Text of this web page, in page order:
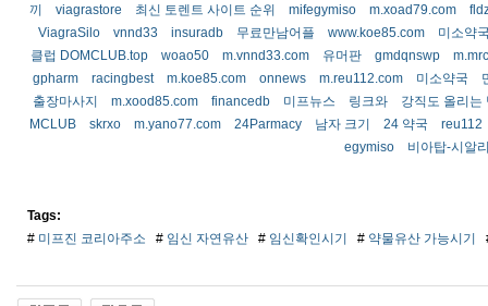
끼
viagrastore 최신 토렌트 사이트 순위 mifegymiso m.xoad79.com
ViagraSilo
vnnd33 insuradb 무료만남어플 www.koe85.com
미소약
클럽 DOMCLUB.top
woao50 m.vnnd33.com 유머판 gmdqnswp
gpharm
racingbest m.koe85.com onnews m.reu112.com 미소약국
출장마사지
m.xood85.com financedb 미프뉴스 링크와
강직도 올리는
MCLUB
skrxo m.yano77.com 24Parmacy 남자 크기 24 약국
reu112
egymiso
비아탑-시알
Tags:
# 미프진 코리아주소 # 임신 자연유산 # 임신확인시기 # 약물유산 가능시기